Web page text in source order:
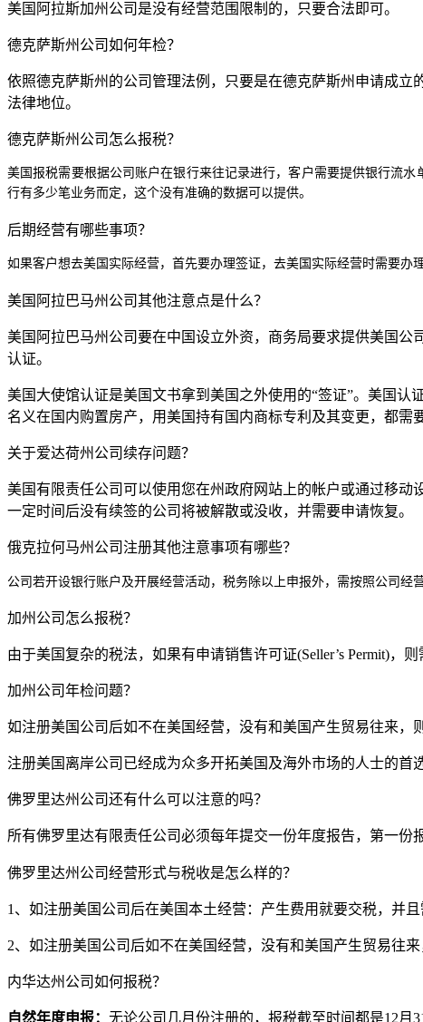
美国阿拉斯加州公司是没有经营范围限制的，只要合法即可。
德克萨斯州公司如何年检？
依照德克萨斯州的公司管理法例，只要是在德克萨斯州申请成立
法律地位。
德克萨斯州公司怎么报税？
美国报税需要根据公司账户在银行来往记录进行，客户需要提供银行流
行有多少笔业务而定，这个没有准确的数据可以提供。
后期经营有哪些事项？
如果客户想去美国实际经营，首先要办理签证，去美国实际经营时需要办
美国阿拉巴马州公司其他注意点是什么？
美国阿拉巴马州公司要在中国设立外资，商务局要求提供美国
认证。
美国大使馆认证是美国文书拿到美国之外使用的“签证”。美国
名义在国内购置房产，用美国持有国内商标专利及其变更，都需
关于爱达荷州公司续存问题？
美国有限责任公司可以使用您在州政府网站上的帐户或通过移
一定时间后没有续签的公司将被解散或没收，并需要申请恢复。
俄克拉何马州公司注册其他注意事项有哪些？
公司若开设银行账户及开展经营活动，税务除以上申报外，需按照公司经
加州公司怎么报税？
由于美国复杂的税法，如果有申请销售许可证(Seller’s Permit)，
加州公司年检问题？
如注册美国公司后如不在美国经营，没有和美国产生贸易往来，
注册美国离岸公司已经成为众多开拓美国及海外市场的人士的首
佛罗里达州公司还有什么可以注意的吗？
所有佛罗里达有限责任公司必须每年提交一份年度报告，第一份
佛罗里达州公司经营形式与税收是怎么样的？
1、如注册美国公司后在美国本土经营：产生费用就要交税，并
2、如注册美国公司后如不在美国经营，没有和美国产生贸易往
内华达州公司如何报税？
自然年度申报： 无论公司几月份注册的，报税截至时间都是12月